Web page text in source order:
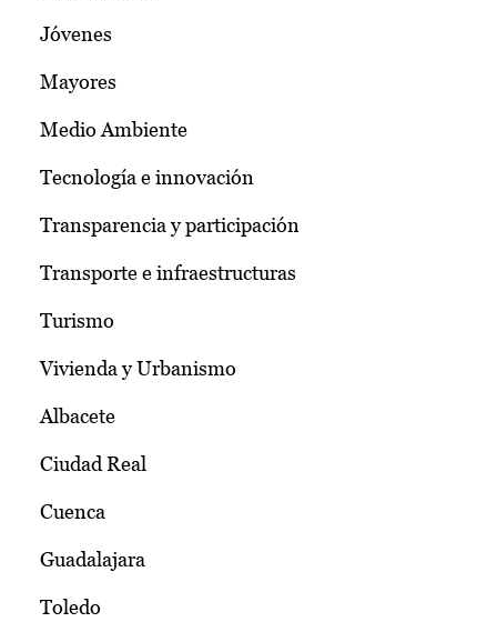
Jóvenes
Mayores
Medio Ambiente
Tecnología e innovación
Transparencia y participación
Transporte e infraestructuras
Turismo
Vivienda y Urbanismo
Albacete
Ciudad Real
Cuenca
Guadalajara
Toledo